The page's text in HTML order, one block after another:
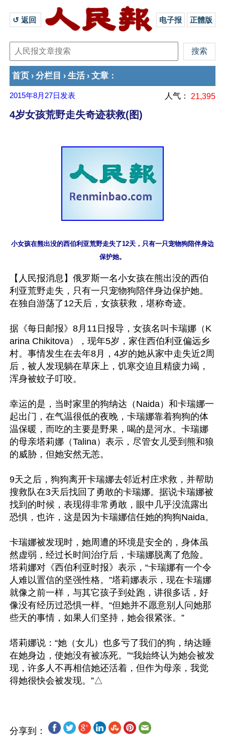
↺ 返回 电子报 正體版
首页 › 分栏目 › 生活 › 文章 ：
2015年8月27日 发表 人气： 21,395
4岁女孩荒野走失奇迹获救(图)
小女孩在熊出没的西伯利亚荒野走失了12天，只有一只宠物狗陪伴身边
【人民报消息】俄罗斯一名小女孩在熊出没的西伯
利亚荒野走失，只有一只宠物狗陪伴身边保护她。
在独自游荡了12天后，女孩获救，堪称奇迹。
据《每日邮报》8月11日报导，女孩名叫卡瑞娜（K
arina Chikitova），现年5岁，家住西伯利亚偏远乡
村。事情发生在去年8月，4岁的她从家中走失近2周
后，被人发现躺在草床上，饥寒交迫且精疲力竭，
浑身被蚊子叮咬。
幸运的是，当时家里的狗纳达（Naida）和卡瑞娜一
起出门，在气温很低的夜晚，卡瑞娜靠着狗狗的体
温保暖，而吃的主要是野果，喝的是河水。卡瑞娜
的母亲塔莉娜（Talina）表示，尽管女儿受到熊和狼
的威胁，但她安然无恙。
9天之后，狗狗离开卡瑞娜去邻近村庄求救，并帮助
搜救队在3天后找回了勇敢的卡瑞娜。据说卡瑞娜被
找到的时候，表现得非常勇敢，眼中几乎没流露出
恐惧，也许，这是因为卡瑞娜信任她的狗狗Naida。
卡瑞娜被发现时，她周遭的环境是安全的，身体虽
然虚弱，经过长时间治疗后，卡瑞娜脱离了危险。
塔莉娜对《西伯利亚时报》表示，“卡瑞娜有一个令
人难以置信的坚强性格。”塔莉娜表示，现在卡瑞娜
就像之前一样，与其它孩子到处跑，讲很多话，好
像没有经历过恐惧一样。“但她并不愿意别人问她那
些天的事情，如果人们坚持，她会很紧张。”
塔莉娜说：“她（女儿）也多亏了我们的狗，纳达睡
在她身边，使她没有被冻死。”“我始终认为她会被发
现，许多人不再相信她还活着，但作为母亲，我觉
分享到：